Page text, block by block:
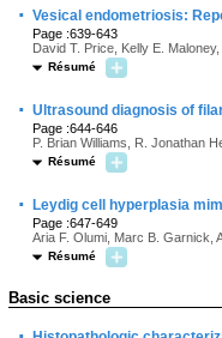
· Vesical endometriosis:
Page :639-643
David T. Price, Kelly E.
Résumé
· Ultrasound diagnosis of
Page :644-646
P. Brian Williams, R. Jonathan
Résumé
· Leydig cell hyperplasia
Page :647-649
Aria F. Olumi, Marc B. Garnick,
Résumé
Basic science